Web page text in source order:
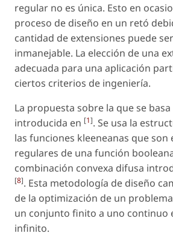
regular no es única. Esto en
proceso de diseño en un retó
cantidad de extensiones puede
inmanejable. La elección de una
adecuada para una aplicación
ciertos criterios de ingeniería.
La propuesta sobre la que se
introducida en [1]. Se usa la
las funciones kleeneanas que son
regulares de una función
combinación convexa difusa
[8]. Esta metodología de diseño
de la optimización de un
un conjunto finito a uno continuo
infinito.